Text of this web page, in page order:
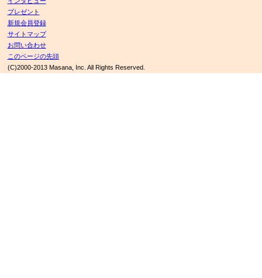
プレゼント
新規会員登録
サイトマップ
お問い合わせ
このページの先頭
(C)2000-2013 Masana, Inc. All Rights Reserved.